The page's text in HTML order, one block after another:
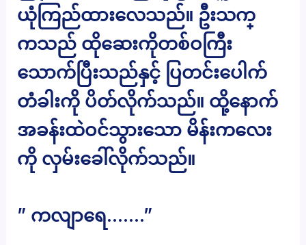
ယုံကြည်ထားလေသည်။ ဦးသက္
ကသည် ထိုဆေးကိုတစ်ဝကြီး
သောက်ပြီးသည်နှင့် ပြတင်းပေါက်
တံခါးကို ပိတ်လိုက်သည်။ ထို့နောက်
အခန်းထဲဝင်သွားသော မိန်းကလေး
ကို လှမ်းခေါ်လိုက်သည်။
” ကလျာရေ…….”